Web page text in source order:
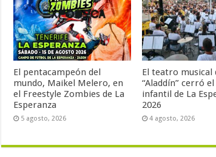
El pentacampeón del
mundo, Maikel Melero, en
el Freestyle Zombies de La
Esperanza
5 agosto, 2026
El teatro musical
“Aladdín” cerró
infantil de La
2026
4 agosto, 2026